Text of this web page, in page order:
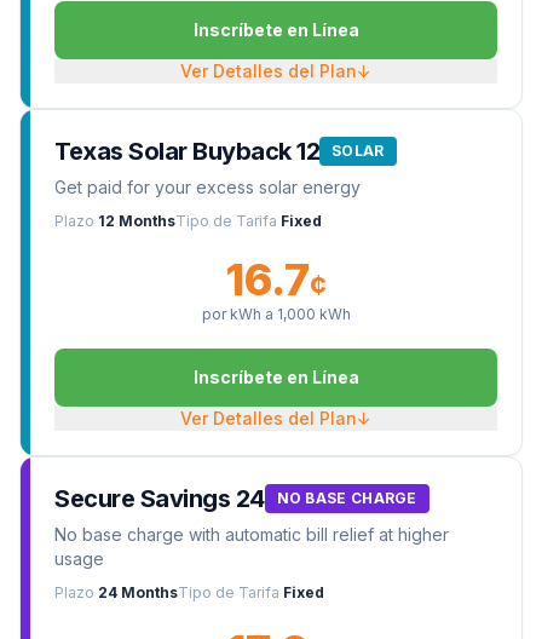
Inscríbete en Línea
Ver Detalles del Plan↓
Texas Solar Buyback 12 SOLAR
Get paid for your excess solar energy
Plazo 12 MonthsTipo de Tarifa Fixed
16.7¢
por kWh a 1,000 kWh
Inscríbete en Línea
Ver Detalles del Plan↓
Secure Savings 24 NO BASE CHARGE
No base charge with automatic bill relief at higher
usage
Plazo 24 MonthsTipo de Tarifa Fixed